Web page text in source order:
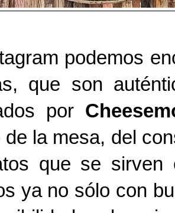
podemos
que son
por
de la mesa, del
que se sirven
ya no sólo con